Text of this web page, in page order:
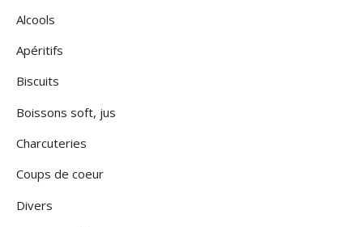
Alcools
Apéritifs
Biscuits
Boissons soft, jus
Charcuteries
Coups de coeur
Divers